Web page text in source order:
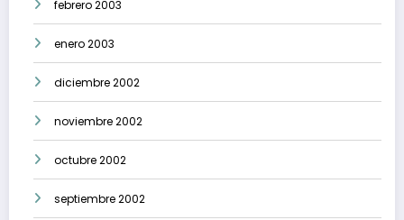
febrero 2003
enero 2003
diciembre 2002
noviembre 2002
octubre 2002
septiembre 2002